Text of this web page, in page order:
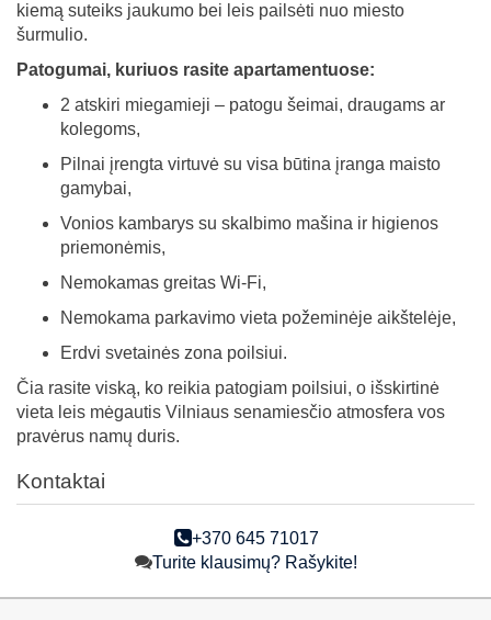
kiemą suteiks jaukumo bei leis pailsėti nuo miesto
šurmulio.
Patogumai, kuriuos rasite apartamentuose:
2 atskiri miegamieji – patogu šeimai, draugams ar
kolegoms,
Pilnai įrengta virtuvė su visa būtina įranga maisto
gamybai,
Vonios kambarys su skalbimo mašina ir higienos
priemonėmis,
Nemokamas greitas Wi-Fi,
Nemokama parkavimo vieta požeminėje aikštelėje,
Erdvi svetainės zona poilsiui.
Čia rasite viską, ko reikia patogiam poilsiui, o išskirtinė
vieta leis mėgautis Vilniaus senamiesčio atmosfera vos
pravėrus namų duris.
Kontaktai
+370 645 71017
Turite klausimų? Rašykite!